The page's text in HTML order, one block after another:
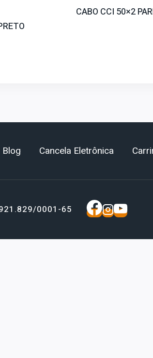
CABO CCI 50×2
Blog Cancela Eletrônica
0001-65